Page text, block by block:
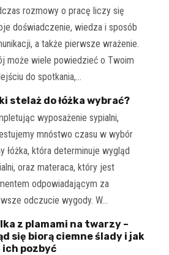
rozmowy o pracę liczy się
doświadczenie, wiedza i sposób
a także pierwsze wrażenie.
może wiele powiedzieć o Twoim
do spotkania,…
stelaż do łóżka wybrać?
wyposażenie sypialni,
mnóstwo czasu w wybór
łóżka, która determinuje wygląd
oraz materaca, który jest
odpowiadającym za
odczucie wygody. W…
z plamami na twarzy –
się biorą ciemne ślady i jak
ich pozbyć